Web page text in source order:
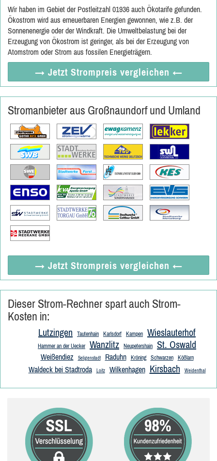
Wir haben im Gebiet der Postleitzahl 01936 auch Ökotarife gefunden.
Ökostrom wird aus erneuerbaren Energien gewonnen, wie z.B. der
Sonnenenergie oder der Windkraft. Die Umweltbelastung bei der
Erzeugung von Ökostrom ist geringer, als bei der Erzeugung von
Atomstrom oder Strom aus fossilen Energieträgern.
→ Jetzt Strompreis vergleichen ←
Stromanbieter aus Großnaundorf und Umland
→ Jetzt Strompreis vergleichen ←
Dieser Strom-Rechner spart auch Strom-
Kosten in:
Lutzingen Tautenhain Karlsdorf Kampen Wieslauterhof
Hammer an der Uecker Wanzlitz Neupetershain St. Oswald
Weißendiez Seligenstadt Raduhn Kröning Schwarzen Kößlarn
Waldeck bei Stadtroda Loitz Wilkenhagen Kirsbach Weidenthal